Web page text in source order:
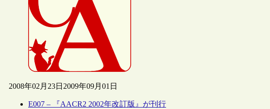
2008年02月23日 2009年09月01日
E007 – 『AACR2 2002年改訂版』が刊行